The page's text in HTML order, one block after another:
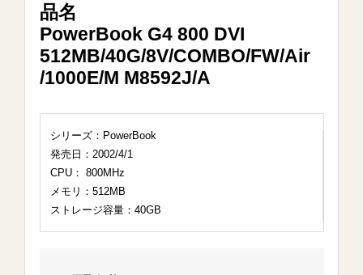
品名
PowerBook G4 800 DVI
512MB/40G/8V/COMBO/FW/Air
/1000E/M M8592J/A
シリーズ：PowerBook
発売日：2002/4/1
CPU： 800MHz
メモリ：512MB
ストレージ容量：40GB